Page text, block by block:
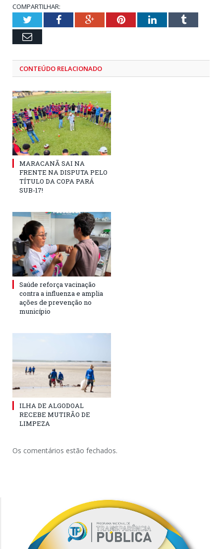
COMPARTILHAR:
TwitterFacebookGoogle+PinterestLinkedInTumblr
Email
CONTEÚDO RELACIONADO
MARACANÃ SAI NA
FRENTE NA DISPUTA PELO
TÍTULO DA COPA PARÁ
SUB-17!
Saúde reforça vacinação
contra a influenza e amplia
ações de prevenção no
município
ILHA DE ALGODOAL
RECEBE MUTIRÃO DE
LIMPEZA
Os comentários estão fechados.